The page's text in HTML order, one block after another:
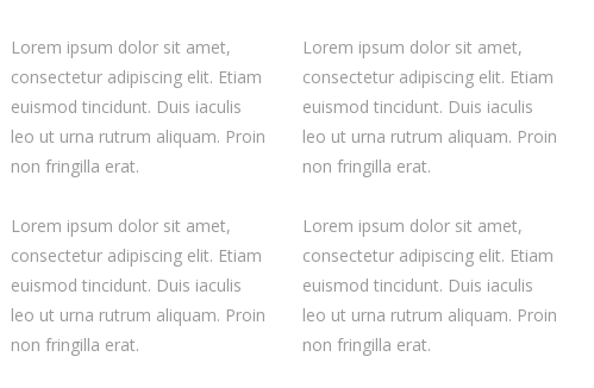
Lorem ipsum dolor sit amet,
consectetur adipiscing elit. Etiam
euismod tincidunt. Duis iaculis
leo ut urna rutrum aliquam. Proin
non fringilla erat.
Lorem ipsum dolor sit amet,
consectetur adipiscing elit. Etiam
euismod tincidunt. Duis iaculis
leo ut urna rutrum aliquam. Proin
non fringilla erat.
Lorem ipsum dolor sit amet,
consectetur adipiscing elit. Etiam
euismod tincidunt. Duis iaculis
leo ut urna rutrum aliquam. Proin
non fringilla erat.
Lorem ipsum dolor sit amet,
consectetur adipiscing elit. Etiam
euismod tincidunt. Duis iaculis
leo ut urna rutrum aliquam. Proin
non fringilla erat.